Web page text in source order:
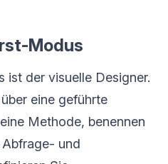
Modus
der visuelle Designer.
eine geführte
Methode, benennen
und